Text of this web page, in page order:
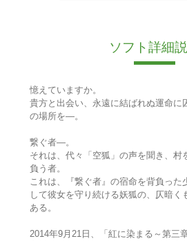
ソフト詳細
憶えていますか。
貴方と出会い、永遠に結ばれぬ運命に
の場所を―。
繋ぐ者―。
それは、代々「空狐」の声を聞き、村
負う者。
これは、『繋ぐ者』の宿命を背負った
して彼女を守り続ける妖狐の、仄暗く
ある。
2014年9月21日、「紅に染まる～第三